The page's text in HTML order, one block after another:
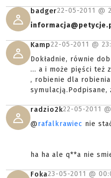
badger22-05-2011 @
Kamp22-05-2011 @
Dokładnie, równie
... a i może pięści też
, robienie dla
symulacją.Podpisane,
radzio2k22-05-2011 @
@rafalkrawiec nie
ha ha ale q**a nie
Foka23-05-2011 @